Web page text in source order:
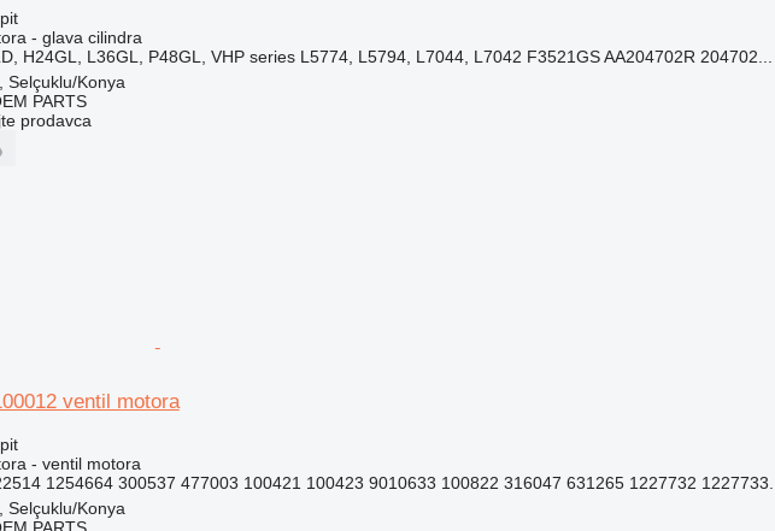
- glava cilindra
H24GL, L36GL, P48GL, VHP series L5774, L5794, L7044, L7042 F3521GS AA204702R 204702...
Selçuklu/Konya
PARTS
prodavca
ventil motora
- ventil motora
1254664 300537 477003 100421 100423 9010633 100822 316047 631265 1227732 1227733...
Selçuklu/Konya